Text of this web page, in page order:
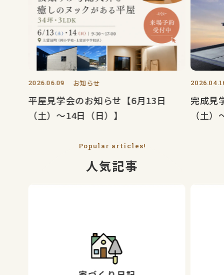
2026.06.09 お知らせ
平屋見学会のお知らせ【6月13日
（土）〜14日（日）】
完成見
（土
Popular articles!
人気記事